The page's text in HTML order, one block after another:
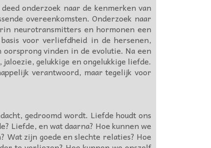
onderzoek naar de kenmerken van
overeenkomsten. Onderzoek naar
neurotransmitters en hormonen een
voor verliefdheid in de hersenen,
vinden in de evolutie. Na een
gelukkige en ongelukkige liefde.
verantwoord, maar tegelijk voor
gedroomd wordt. Liefde houdt ons
Liefde, en wat daarna? Hoe kunnen we
zijn goede en slechte relaties? Hoe